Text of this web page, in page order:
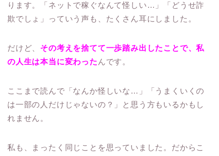
ります。「ネットで稼ぐなんて怪しい…」「どうせ詐
欺でしょ」っていう声も、たくさん耳にしました。
だけど、 その考えを捨てて一歩踏み出したことで、私
の人生は本当に変わった んです。
ここまで読んで「なんか怪しいな…」「うまくいくの
は一部の人だけじゃないの？」と思う方もいるかもし
れません。
私も、まったく同じことを思っていました。だからこ